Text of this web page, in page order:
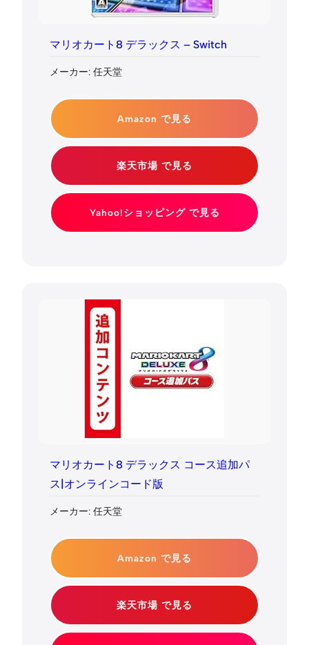
マリオカート8 デラックス – Switch
メーカー: 任天堂
Amazon で見る
楽天市場 で見る
Yahoo!ショッピング で見る
マリオカート8 デラックス コース追加パ
ス|オンラインコード版
メーカー: 任天堂
Amazon で見る
楽天市場 で見る